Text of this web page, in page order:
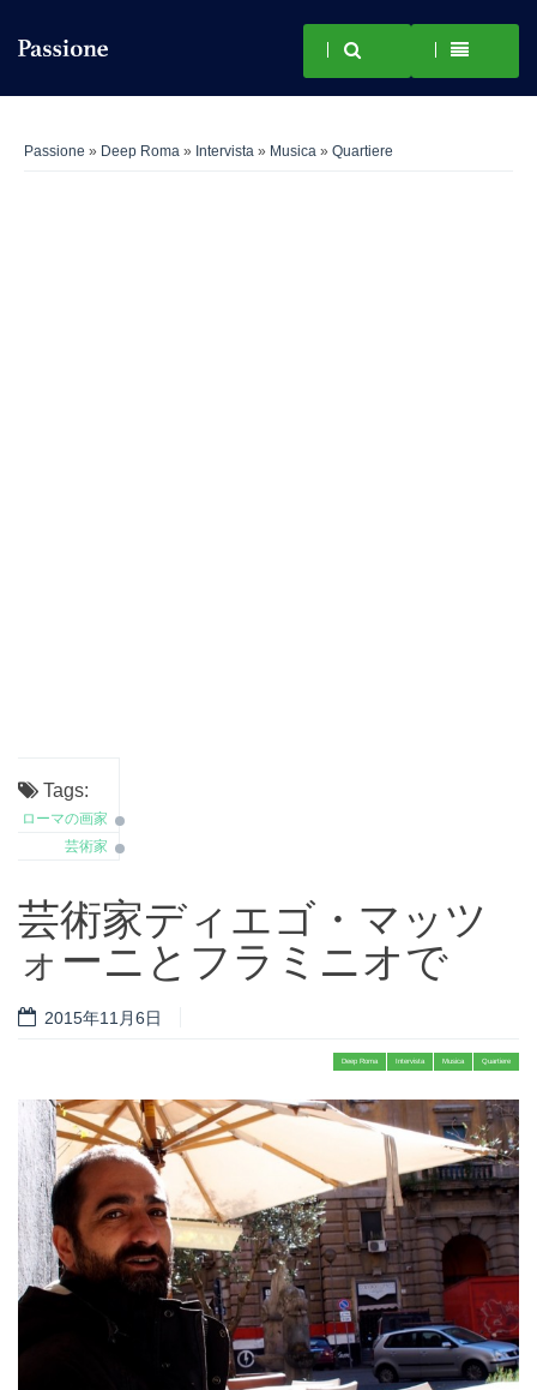
Passione » Deep Roma » Intervista » Musica » Quartiere
Tags:
ローマの画家
芸術家
芸術家ディエゴ・マッツ
ォーニとフラミニオで
2015年11月6日
Deep Roma Intervista Musica Quartiere